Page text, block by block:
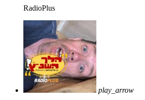
RadioPlus
play_arrow